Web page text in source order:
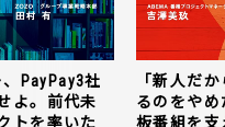
PayPay3社
よ。前代未
トを率いた
「新人だ
るのをやめ
板番組を支